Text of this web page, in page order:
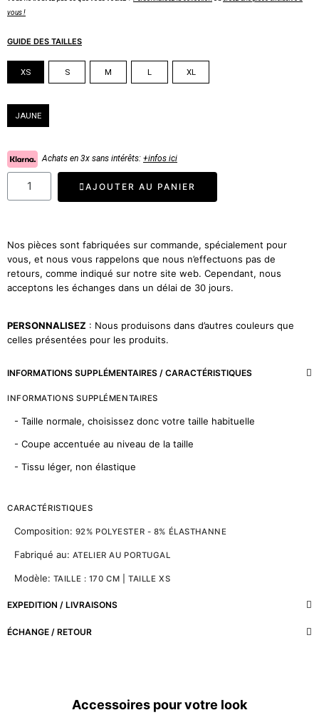
vous !
GUIDE DES TAILLES
XS S M L XL
JAUNE
Achats en 3x sans intérêts: +infos ici
AJOUTER AU PANIER
Nos pièces sont fabriquées sur commande, spécialement pour
vous, et nous vous rappelons que nous n’effectuons pas de
retours, comme indiqué sur notre site web. Cependant, nous
acceptons les échanges dans un délai de 30 jours.
PERSONNALISEZ : Nous produisons dans d’autres couleurs que
celles présentées pour les produits.
INFORMATIONS SUPPLÉMENTAIRES / CARACTÉRISTIQUES
INFORMATIONS SUPPLÉMENTAIRES
- Taille normale, choisissez donc votre taille habituelle
- Coupe accentuée au niveau de la taille
- Tissu léger, non élastique
CARACTÉRISTIQUES
Composition: 92% POLYESTER - 8% ÉLASTHANNE
Fabriqué au: ATELIER AU PORTUGAL
Modèle: TAILLE : 170 CM | TAILLE XS
EXPEDITION / LIVRAISONS
ÉCHANGE / RETOUR
Accessoires pour votre look